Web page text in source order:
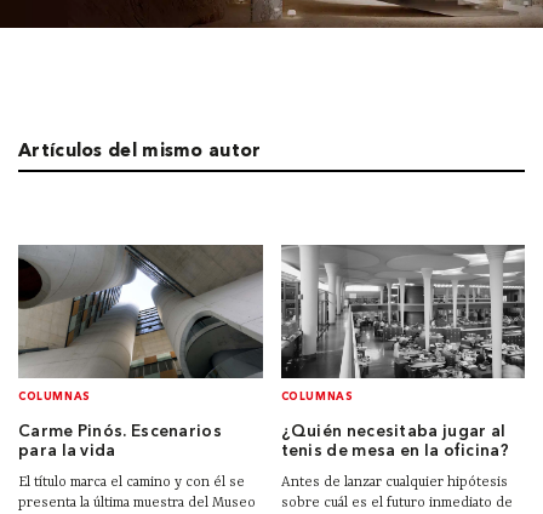
Artículos del mismo autor
COLUMNAS
Carme Pinós. Escenarios
para la vida
El título marca el camino y con él se
presenta la última muestra del Museo
COLUMNAS
¿Quién necesitaba jugar al
tenis de mesa en la oficina?
Antes de lanzar cualquier hipótesis
sobre cuál es el futuro inmediato de